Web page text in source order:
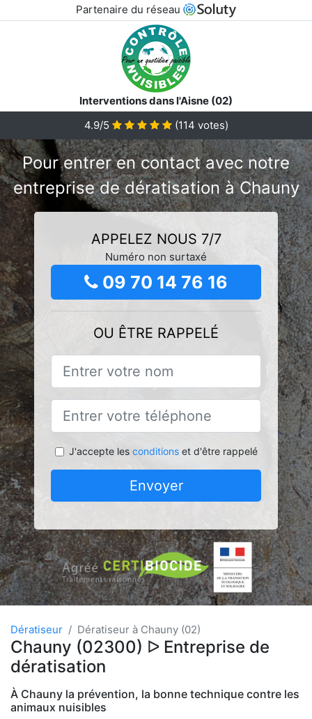
Partenaire du réseau
Interventions dans l'Aisne (02)
4.9/5
(114 votes)
Pour entrer en contact avec notre
entreprise de dératisation à Chauny
APPELEZ NOUS 7/7
Numéro non surtaxé
09 70 14 76 16
OU ÊTRE RAPPELÉ
J'accepte les conditionset d'être rappelé
Envoyer
Dératiseur Dératiseur à Chauny (02)
Chauny (02300) ᐅ Entreprise de
dératisation
À Chauny la prévention, la bonne technique contre les
animaux nuisibles